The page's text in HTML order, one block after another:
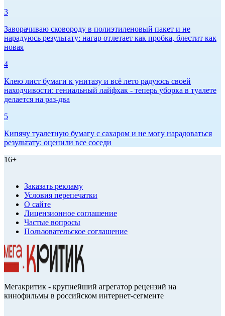
3
Заворачиваю сковороду в полиэтиленовый пакет и не
нарадуюсь результату: нагар отлетает как пробка, блестит как
новая
4
Клею лист бумаги к унитазу и всё лето радуюсь своей
находчивости: гениальный лайфхак - теперь уборка в туалете
делается на раз-два
5
Кипячу туалетную бумагу с сахаром и не могу нарадоваться
результату: оценили все соседи
16+
Заказать рекламу
Условия перепечатки
О сайте
Лицензионное соглашение
Частые вопросы
Пользовательское соглашение
Мегакритик - крупнейший агрегатор рецензий на
кинофильмы в российском интернет-сегменте